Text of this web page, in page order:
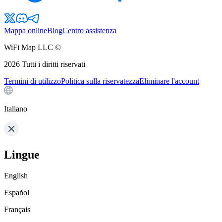
Mappa onlineBlogCentro assistenza
WiFi Map LLC ©
2026 Tutti i diritti riservati
Termini di utilizzoPolitica sulla riservatezzaEliminare l'account
Italiano
Lingue
English
Español
Français